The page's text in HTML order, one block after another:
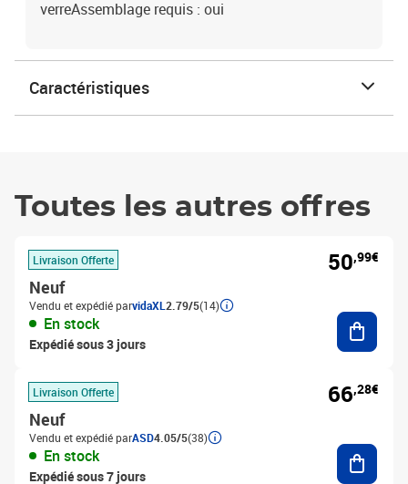
verreAssemblage requis : oui
Caractéristiques
Toutes les autres offres
Livraison Offerte
Neuf
Vendu et expédié parvidaXL 2.79/5(14)
En stock
Expédié sous 3 jours
50,99€
Livraison Offerte
Neuf
Vendu et expédié parASD4.05/5(38)
En stock
Expédié sous 7 jours
66,28€